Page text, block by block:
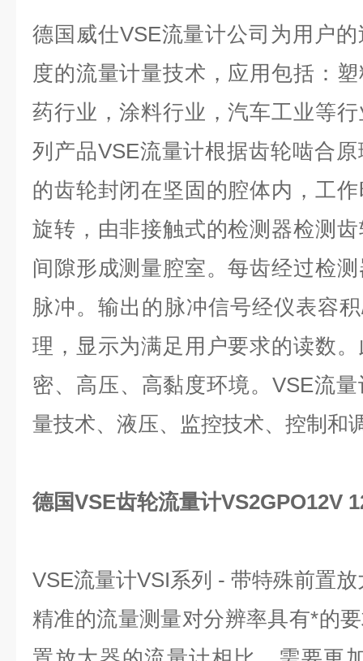
德国威仕VSE流量计公司为用户
度的流量计量技术，应用包括：
药行业，涂料行业，汽车工业等
列产品VSE流量计根据齿轮啮合
的齿轮封闭在坚固的腔体内，工
旋转，由非接触式的检测器检测
间隙形成测量腔室。每齿经过检
脉冲。输出的脉冲信号经仪表容
理，显示为满足用户要求的读数
密、高压、高黏度环境。VSE流
量技术、液压、监控技术、控制和
德国VSE齿轮流量计VS2GPO12V
VSE流量计VSI系列 - 带特殊前置
精准的流量测量对分辨率具有*的